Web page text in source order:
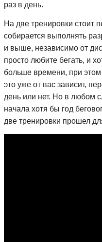
раз в день.
На две тренировки стоит
собирается выполнять
и выше, независимо от
просто любите бегать, и
больше времени, при
это уже от вас зависит,
день или нет. Но в любом
начала хотя бы год
две тренировки прошел